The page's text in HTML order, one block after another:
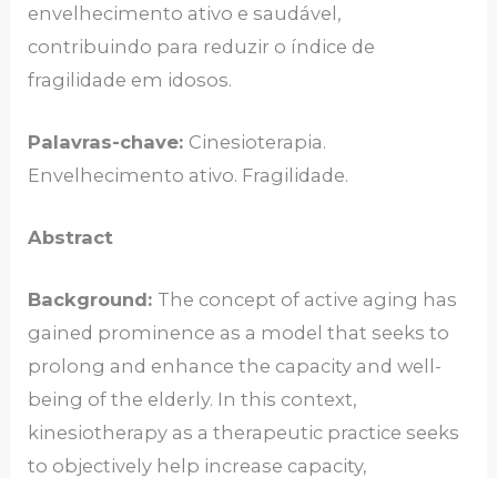
envelhecimento ativo e saudável,
contribuindo para reduzir o índice de
fragilidade em idosos.
Palavras-chave: Cinesioterapia.
Envelhecimento ativo. Fragilidade.
Abstract
Background: The concept of active aging has
gained prominence as a model that seeks to
prolong and enhance the capacity and well-
being of the elderly. In this context,
kinesiotherapy as a therapeutic practice seeks
to objectively help increase capacity,